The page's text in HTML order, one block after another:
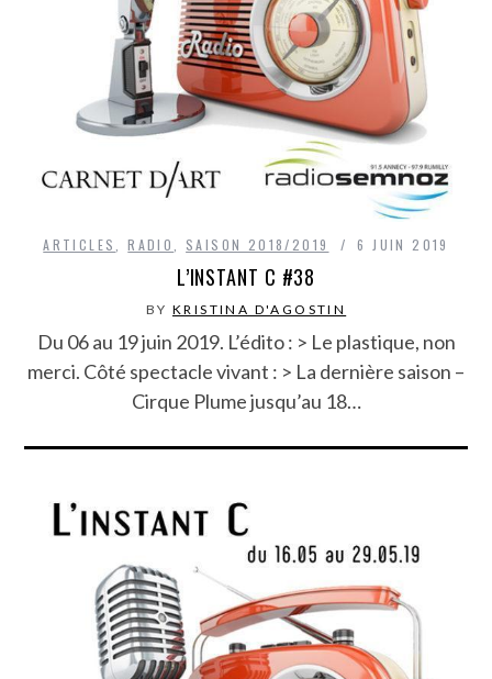
ARTICLES,RADIO, SAISON 2018/2019 6 JUIN 2019
L’INSTANT C #38
BY KRISTINA D'AGOSTIN
Du 06 au 19 juin 2019. L’édito : > Le plastique, non
merci. Côté spectacle vivant : > La dernière saison –
Cirque Plume jusqu’au 18…